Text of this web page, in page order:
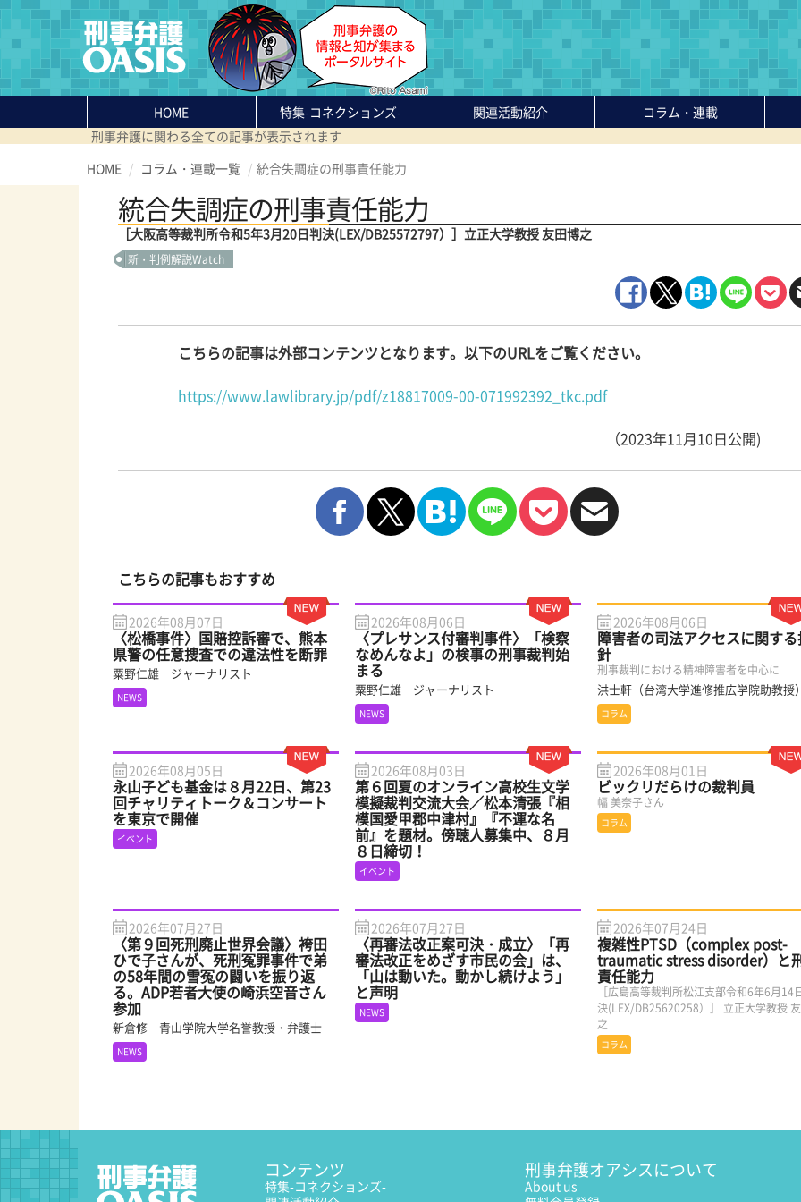
HOME 特集-コネクションズ- 関連活動紹介
コラム・連載
刑事弁護に関わる全ての記事が表示されます
HOME
コラム・連載一覧 統合失調症の刑事責任能力
統合失調症の刑事責任能力
［大阪高等裁判所令和5年3月20日判決(LEX/DB25572797）］立正大学教授 友田博之
新・判例解説Watch
こちらの記事は外部コンテンツとなります。以下のURLをご覧ください。
https://www.lawlibrary.jp/pdf/z18817009-00-071992392_tkc.pdf
（2023年11月10日公開)
こちらの記事もおすすめ
2026年08月07日
〈松橋事件〉国賠控訴審で、熊本
県警の任意捜査での違法性を断罪
粟野仁雄 ジャーナリスト
NEWS
2026年08月06日
〈プレサンス付審判事件〉「検察
なめんなよ」の検事の刑事裁判始
まる
粟野仁雄 ジャーナリスト
NEWS
2026年08月06日
障害者の司法アクセスに関す
針
刑事裁判における精神障害者を中心に
洪士軒（台湾大学進修推広学院助教授
コラム
2026年08月05日
永山子ども基金は８月22日、第23
回チャリティトーク＆コンサート
を東京で開催
イベント
2026年08月03日
第６回夏のオンライン高校生文学
模擬裁判交流大会／松本清張『相
模国愛甲郡中津村』『不運な名
前』を題材。傍聴人募集中、８月
８日締切！
イベント
2026年08月01日
ビックリだらけの裁判員
幅 美奈子さん
コラム
2026年07月27日
〈第９回死刑廃止世界会議〉袴田
ひで子さんが、死刑冤罪事件で弟
の58年間の雪冤の闘いを振り返
る。ADP若者大使の崎浜空音さん
参加
新倉修 青山学院大学名誉教授・弁護士
NEWS
2026年07月27日
〈再審法改正案可決・成立〉「再
審法改正をめざす市民の会」は、
「山は動いた。動かし続けよう」
と声明
NEWS
2026年07月24日
複雑性PTSD（complex post-
traumatic stress disorder）と
責任能力
［広島高等裁判所松江支部令和6年6月14
決(LEX/DB25620258）］ 立正大学教授
之
コラム
コンテンツ
特集-コネクションズ-
刑事弁護オアシスについて
About us